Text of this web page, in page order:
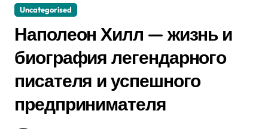
Uncategorised
Наполеон Хилл — жизнь и
биография легендарного
писателя и успешного
предпринимателя